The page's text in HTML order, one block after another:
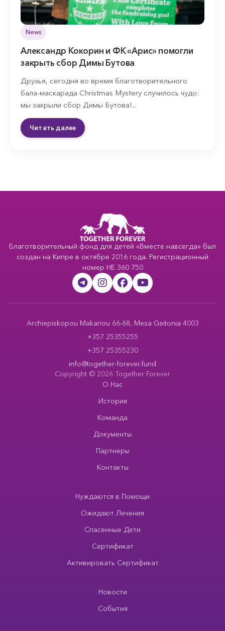
News
Александр Кокорин и ФК «Арис» помогли
закрыть сбор Димы Бутова
Друзья, сегодня во время благотворительного
бала-маскарада Christmas Mystery случилось чудо:
мы закрыли сбор Димы Бутова!...
Читать далее
Благотворительный фонд для детей «Вместе навсегда» был
создан на Кипре в октябре 2016 года. Регистрационный
номер HE 360 750
Archiepiskopou Makariou 66-68, Mesa Geitonia 4003
+357 25355255
+357 25355230
info@together-forever.fund
Copyright © 2026 Together Forever
О Нас
История
Команда
Документы
Партнеры
Контакты
Нуждаются в Помощи
Ожидают Лечения
Спасенные Дети
Сертификат
Активировать Сертификат
Новости
События